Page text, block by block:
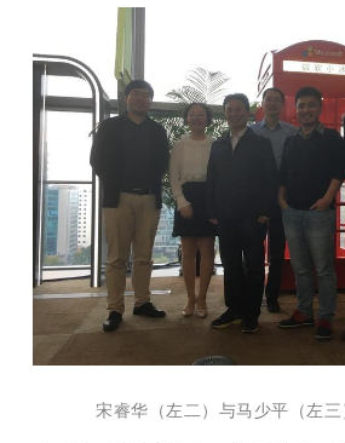
宋睿华（左二）与马少平（左